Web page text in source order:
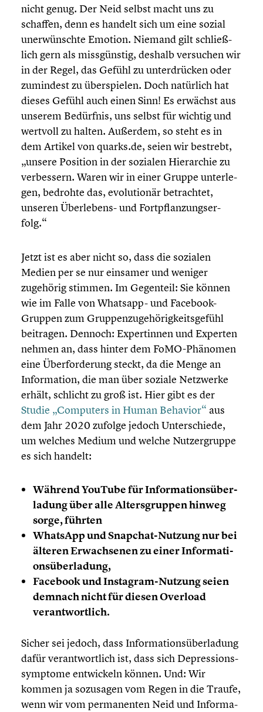
nicht genug. Der Neid selbst macht uns zu
schaffen, denn es handelt sich um eine sozial
unerwünschte Emotion. Niemand gilt schließ­
lich gern als missgüns­tig, deshalb versuchen wir
in der Regel, das Gefühl zu unter­drü­cken oder
zumindest zu überspie­len. Doch natürlich hat
dieses Gefühl auch einen Sinn! Es erwächst aus
unserem Bedürfnis, uns selbst für wichtig und
wertvoll zu halten. Außerdem, so steht es in
dem Artikel von quarks.de, seien wir bestrebt,
„unsere Position in der sozialen Hierar­chie zu
verbes­sern. Waren wir in einer Gruppe unter­le­
gen, bedrohte das, evolu­tio­när betrach­tet,
unseren Überlebens- und Fortpflan­zungs­er­
folg.“
Jetzt ist es aber nicht so, dass die sozialen
Medien per se nur einsamer und weniger
zugehörig stimmen. Im Gegenteil: Sie können
wie im Falle von Whatsapp- und Facebook-
Gruppen zum Gruppen­zu­ge­hö­rig­keits­ge­fühl
beitragen. Dennoch: Exper­tin­nen und Experten
nehmen an, dass hinter dem FoMO-Phänomen
eine Überfor­de­rung steckt, da die Menge an
Infor­ma­tion, die man über soziale Netzwerke
erhält, schlicht zu groß ist. Hier gibt es der
Studie „Computers in Human Behavior“ aus
dem Jahr 2020 zufolge jedoch Unter­schiede,
um welches Medium und welche Nutzer­gruppe
es sich handelt:
Während YouTube für Infor­ma­ti­ons­über­
la­dung über alle Alters­grup­pen hinweg
sorge, führten
WhatsApp und Snapchat-Nutzung nur bei
älteren Erwach­se­nen zu einer Infor­ma­ti­
ons­über­la­dung,
Facebook und Instagram-Nutzung seien
demnach nicht für diesen Overload
verant­wort­lich.
Sicher sei jedoch, dass Infor­ma­ti­ons­über­la­dung
dafür verant­wort­lich ist, dass sich Depres­si­ons­
sym­ptome entwi­ckeln können. Und: Wir
kommen ja sozusagen vom Regen in die Traufe,
wenn wir vom perma­nen­ten Neid und Infor­ma­